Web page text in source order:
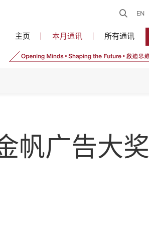
开启
EN
主页 本月通讯 所有通讯
帆广告大奖